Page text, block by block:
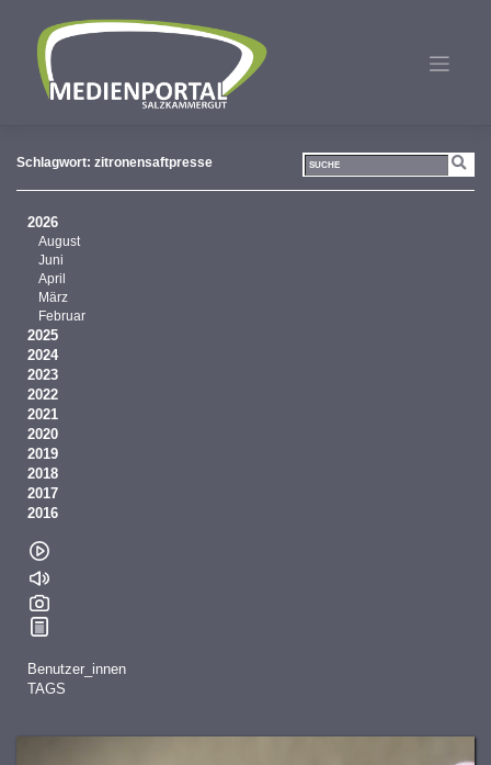
springen
Schlagwort: zitronensaftpresse
2026
August
Juni
April
März
Februar
2025
2024
2023
2022
2021
2020
2019
2018
2017
2016
Benutzer_innen
TAGS